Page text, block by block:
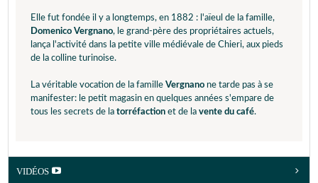
Elle fut fondée il y a longtemps, en 1882 : l'aïeul de la famille,
Domenico Vergnano, le grand-père des propriétaires actuels,
lança l'activité dans la petite ville médiévale de Chieri, aux pieds
de la colline turinoise.
La véritable vocation de la famille Vergnano ne tarde pas à se
manifester: le petit magasin en quelques années s'empare de
tous les secrets de la torréfaction et de la vente du café.
VIDÉOS